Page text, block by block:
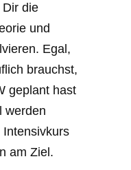
die
und
Egal,
brauchst,
geplant hast
werden
am Ziel.